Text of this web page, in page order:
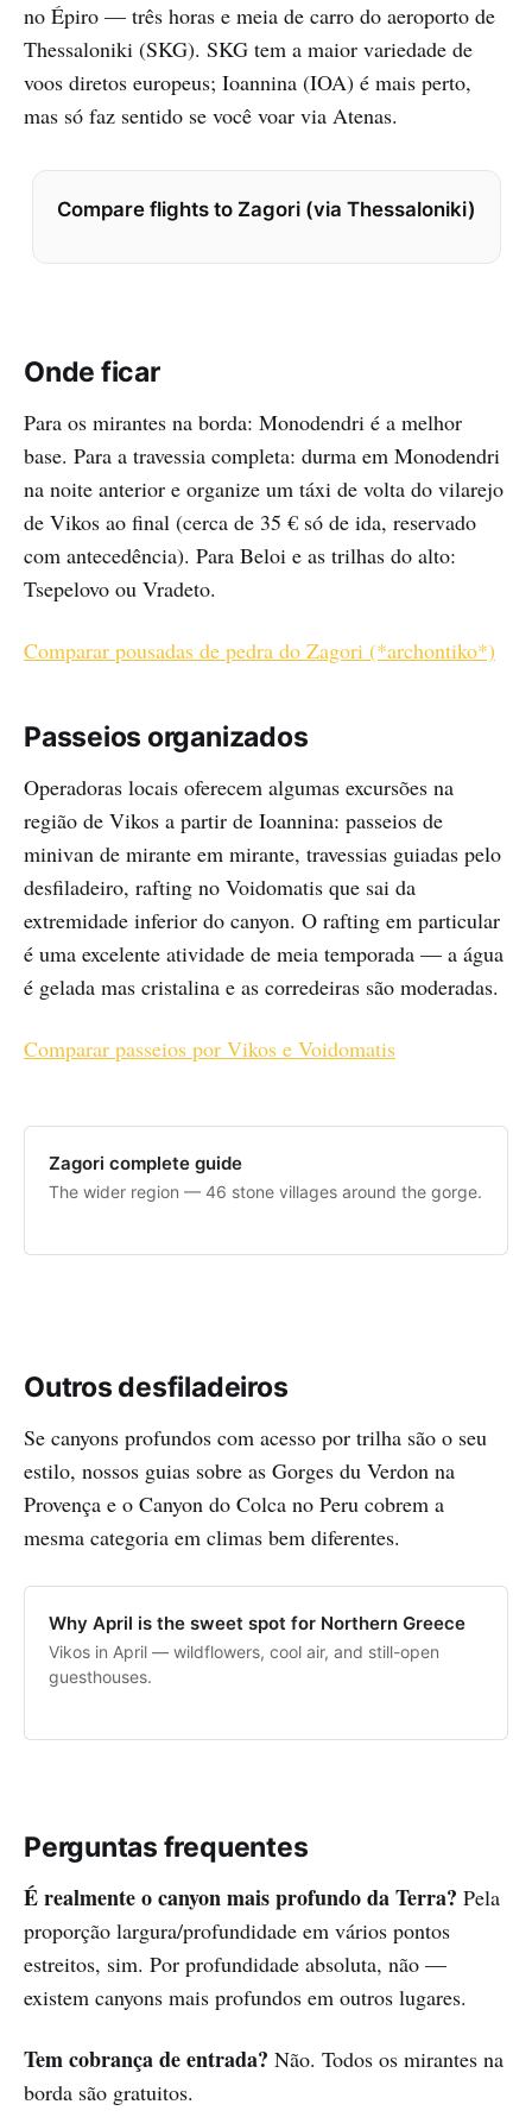
no Épiro — três horas e meia de carro do aeroporto de
Thessaloniki (SKG). SKG tem a maior variedade de
voos diretos europeus; Ioannina (IOA) é mais perto,
mas só faz sentido se você voar via Atenas.
Compare flights to Zagori (via Thessaloniki)
Onde ficar
Para os mirantes na borda: Monodendri é a melhor
base. Para a travessia completa: durma em Monodendri
na noite anterior e organize um táxi de volta do vilarejo
de Vikos ao final (cerca de 35 € só de ida, reservado
com antecedência). Para Beloi e as trilhas do alto:
Tsepelovo ou Vradeto.
Comparar pousadas de pedra do Zagori (*archontiko*)
Passeios organizados
Operadoras locais oferecem algumas excursões na
região de Vikos a partir de Ioannina: passeios de
minivan de mirante em mirante, travessias guiadas pelo
desfiladeiro, rafting no Voidomatis que sai da
extremidade inferior do canyon. O rafting em particular
é uma excelente atividade de meia temporada — a água
é gelada mas cristalina e as corredeiras são moderadas.
Comparar passeios por Vikos e Voidomatis
Zagori complete guide
The wider region — 46 stone villages around the gorge.
Outros desfiladeiros
Se canyons profundos com acesso por trilha são o seu
estilo, nossos guias sobre as Gorges du Verdon na
Provença e o Canyon do Colca no Peru cobrem a
mesma categoria em climas bem diferentes.
Why April is the sweet spot for Northern Greece
Vikos in April — wildflowers, cool air, and still-open
guesthouses.
Perguntas frequentes
É realmente o canyon mais profundo da Terra? Pela
proporção largura/profundidade em vários pontos
estreitos, sim. Por profundidade absoluta, não —
existem canyons mais profundos em outros lugares.
Tem cobrança de entrada? Não. Todos os mirantes na
borda são gratuitos.